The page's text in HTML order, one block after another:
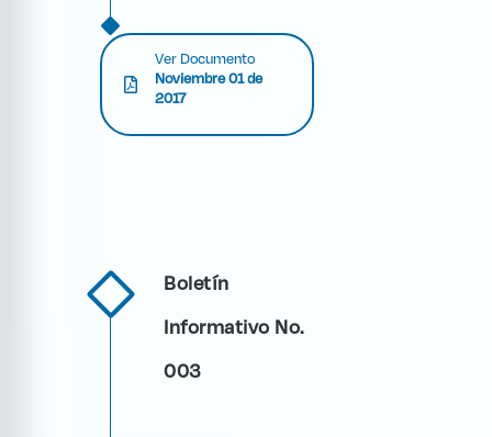
Ver Documento
Noviembre 01 de
2017
Boletín
Informativo No.
003